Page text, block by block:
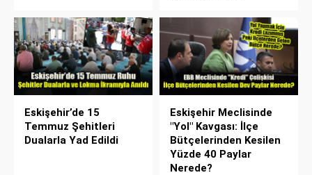
Eskişehir’de 15
Temmuz Şehitleri
Dualarla Yad Edildi
Eskişehir Meclisinde
"Yol" Kavgası: İlçe
Bütçelerinden Kesilen
Yüzde 40 Paylar
Nerede?